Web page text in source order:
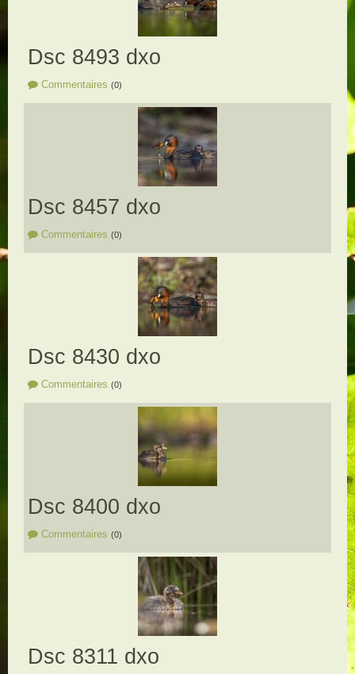
Dsc 8493 dxo
Commentaires (0)
Dsc 8457 dxo
Commentaires (0)
Dsc 8430 dxo
Commentaires (0)
Dsc 8400 dxo
Commentaires (0)
Dsc 8311 dxo